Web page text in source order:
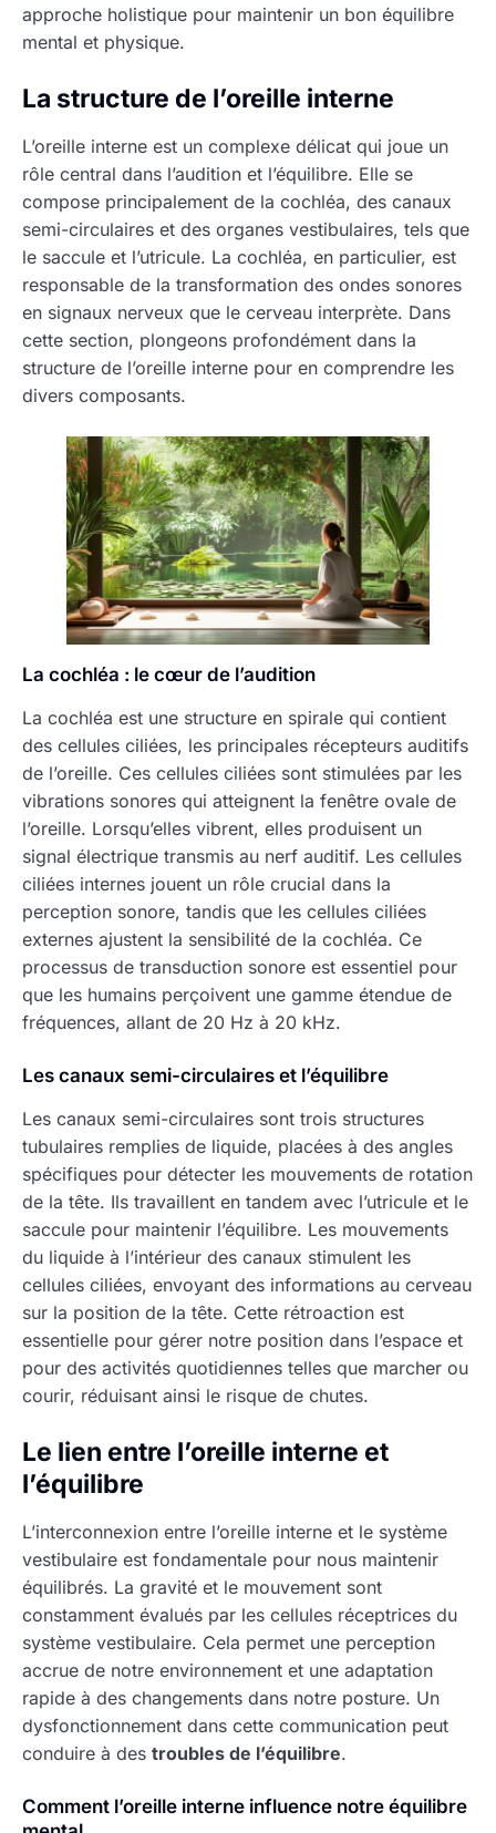
approche holistique pour maintenir un bon équilibre
mental et physique.
La structure de l’oreille interne
L’oreille interne est un complexe délicat qui joue un
rôle central dans l’audition et l’équilibre. Elle se
compose principalement de la cochléa, des canaux
semi-circulaires et des organes vestibulaires, tels que
le saccule et l’utricule. La cochléa, en particulier, est
responsable de la transformation des ondes sonores
en signaux nerveux que le cerveau interprète. Dans
cette section, plongeons profondément dans la
structure de l’oreille interne pour en comprendre les
divers composants.
La cochléa : le cœur de l’audition
La cochléa est une structure en spirale qui contient
des cellules ciliées, les principales récepteurs auditifs
de l’oreille. Ces cellules ciliées sont stimulées par les
vibrations sonores qui atteignent la fenêtre ovale de
l’oreille. Lorsqu’elles vibrent, elles produisent un
signal électrique transmis au nerf auditif. Les cellules
ciliées internes jouent un rôle crucial dans la
perception sonore, tandis que les cellules ciliées
externes ajustent la sensibilité de la cochléa. Ce
processus de transduction sonore est essentiel pour
que les humains perçoivent une gamme étendue de
fréquences, allant de 20 Hz à 20 kHz.
Les canaux semi-circulaires et l’équilibre
Les canaux semi-circulaires sont trois structures
tubulaires remplies de liquide, placées à des angles
spécifiques pour détecter les mouvements de rotation
de la tête. Ils travaillent en tandem avec l’utricule et le
saccule pour maintenir l’équilibre. Les mouvements
du liquide à l’intérieur des canaux stimulent les
cellules ciliées, envoyant des informations au cerveau
sur la position de la tête. Cette rétroaction est
essentielle pour gérer notre position dans l’espace et
pour des activités quotidiennes telles que marcher ou
courir, réduisant ainsi le risque de chutes.
Le lien entre l’oreille interne et
l’équilibre
L’interconnexion entre l’oreille interne et le système
vestibulaire est fondamentale pour nous maintenir
équilibrés. La gravité et le mouvement sont
constamment évalués par les cellules réceptrices du
système vestibulaire. Cela permet une perception
accrue de notre environnement et une adaptation
rapide à des changements dans notre posture. Un
dysfonctionnement dans cette communication peut
conduire à des troubles de l’équilibre.
Comment l’oreille interne influence notre équilibre